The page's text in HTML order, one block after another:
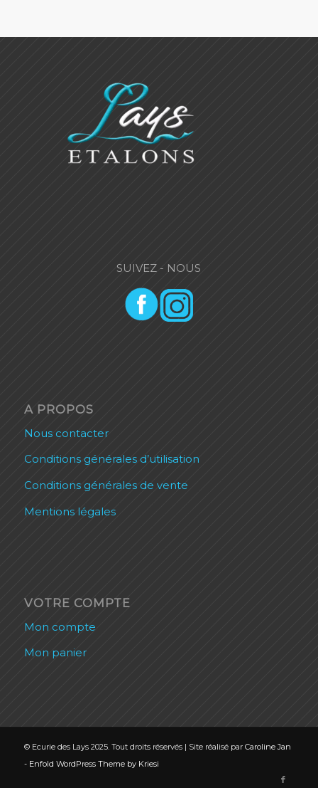
SUIVEZ - NOUS
A PROPOS
Nous contacter
Conditions générales d’utilisation
Conditions générales de vente
Mentions légales
VOTRE COMPTE
Mon compte
Mon panier
© Ecurie des Lays 2025. Tout droits réservés | Site réalisé par Caroline Jan
- Enfold WordPress Theme by Kriesi